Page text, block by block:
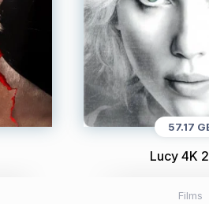
57.17
Lucy 4K
Films